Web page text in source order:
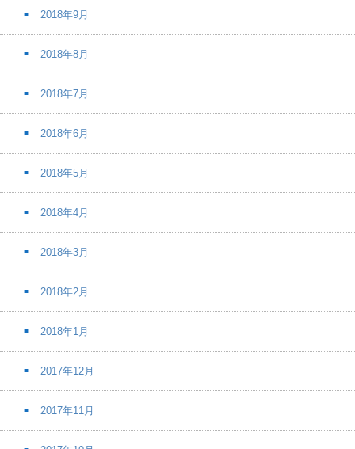
2018年9月
2018年8月
2018年7月
2018年6月
2018年5月
2018年4月
2018年3月
2018年2月
2018年1月
2017年12月
2017年11月